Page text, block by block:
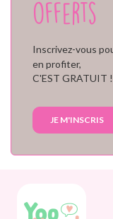
offerts
Inscrivez-vous
en profiter,
C'EST GRATUIT !
JE M'INSCRIS